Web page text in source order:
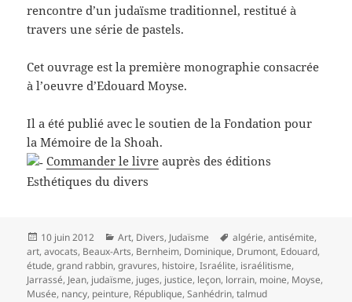
rencontre d’un judaïsme traditionnel, restitué à
travers une série de pastels.
Cet ouvrage est la première monographie consacrée
à l’oeuvre d’Edouard Moyse.
Il a été publié avec le soutien de la Fondation pour
la Mémoire de la Shoah.
Commander le livre auprès des éditions
Esthétiques du divers
Publié
le
10 juin 2012 Catégories
Art, Divers, Judaïsme
Mots-
clés
algérie,antisémite,
art,avocats, Beaux-Arts, Bernheim, Dominique, Drumont, Edouard,
étude,grand rabbin,gravures, histoire,Israélite, israélitisme,
Jarrassé, Jean, judaïsme, juges, justice, leçon, lorrain, moine, Moyse,
Musée, nancy, peinture, République,Sanhédrin,talmud